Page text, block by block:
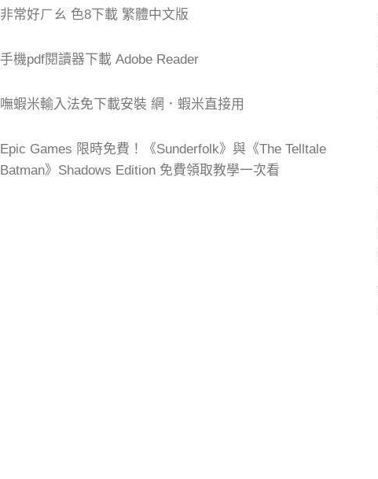
非常好ㄏㄠ 色8下載 繁體中文版
手機pdf閱讀器下載 Adobe Reader
嘸蝦米輸入法免下載安裝 網．蝦米直接用
Epic Games 限時免費！《Sunderfolk》與《The Telltale
Batman》Shadows Edition 免費領取教學一次看